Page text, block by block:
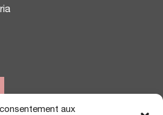
aux